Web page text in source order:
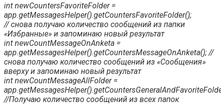
int newCountersFavoriteFolder =
app.getMessagesHelper().getCountersFavoriteFolder();
// снова получаю количество сообщений из папки
«Избранные» и запоминаю новый результат
int newCountMessageOnAnketa =
app.getMessagesHelper().getCountersMessageOnAnketa(); //
снова получаю количество сообщений из «Сообщения»
вверху и запоминаю новый результат
int newCountMessageAllFolder =
//Получаю количество сообщений из всех папок